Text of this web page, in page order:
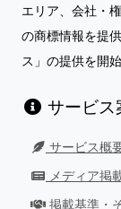
エリア、会社・
の商標情報を提
ス」の提供を開
サービス
サービス概
メディア掲
掲載基準・